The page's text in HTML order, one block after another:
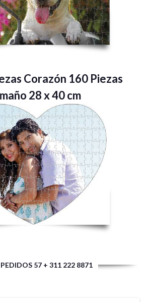
Corazón 160 Piezas
28 x 40 cm
PEDIDOS 57 + 311 222 8871